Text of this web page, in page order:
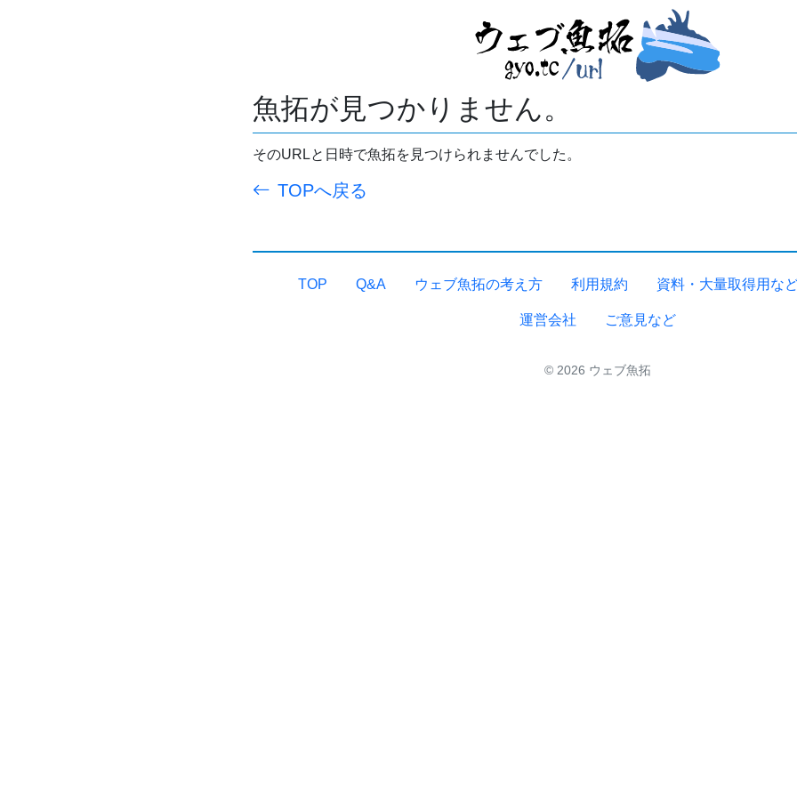
魚拓が見つかりません。
そのURLと日時で魚拓を見つけられませんでした。
TOPへ戻る
TOP Q&A ウェブ魚拓の考え方 利用規約 資料・大量取得用な
運営会社 ご意見など
© 2026 ウェブ魚拓